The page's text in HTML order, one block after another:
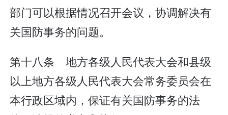
部门可以根据情况召开会议，协调解决有
关国防事务的问题。
第十八条 地方各级人民代表大会和县级
以上地方各级人民代表大会常务委员会在
本行政区域内，保证有关国防事务的法